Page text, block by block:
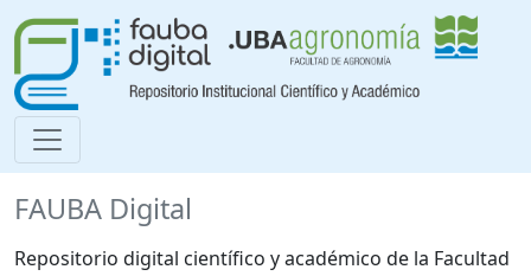
FAUBA Digital
Repositorio digital científico y académico de la Facultad